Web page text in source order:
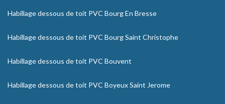
Habillage dessous de toit PVC Bourg En Bresse
Habillage dessous de toit PVC Bourg Saint Christophe
Habillage dessous de toit PVC Bouvent
Habillage dessous de toit PVC Boyeux Saint Jerome